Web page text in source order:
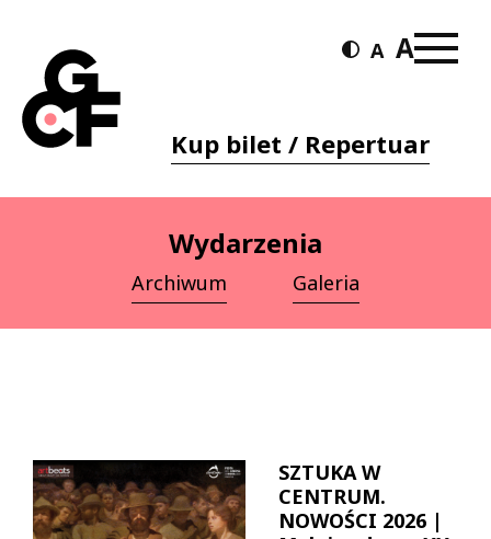
Kup bilet / Repertuar
Wydarzenia
Archiwum Galeria
SZTUKA W
CENTRUM.
NOWOŚCI 2026 |